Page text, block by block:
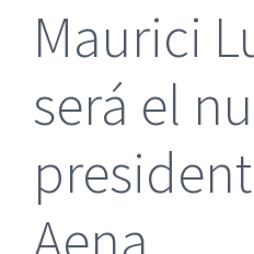
Maurici
será el